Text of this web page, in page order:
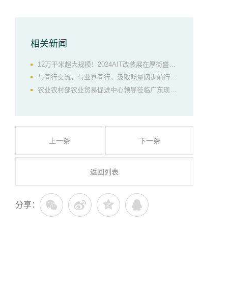
周边配套相关新闻
12万平米超大规模！2024AIT改装展在厚街盛大
与同行交流，与业界同行，汲取能量阔步前行！
农业农村部农业贸易促进中心领导莅临广东现代
上一条 下一条
返回列表
分享：